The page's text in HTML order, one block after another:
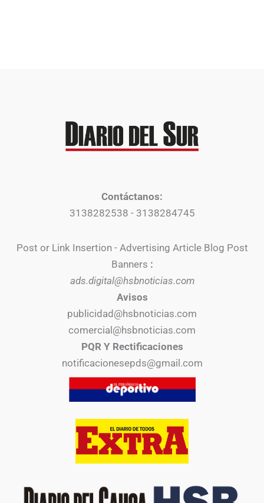
Contáctanos:
3138282538 - 3138284745
Post or Link Insertion - Advertising Article Blog Post
Banners :
ads.digital@hsbnoticias.com
Avisos
publicidad@hsbnoticias.com
comercial@hsbnoticias.com
PQR Y Rectificaciones
notificacionesepds@gmail.com